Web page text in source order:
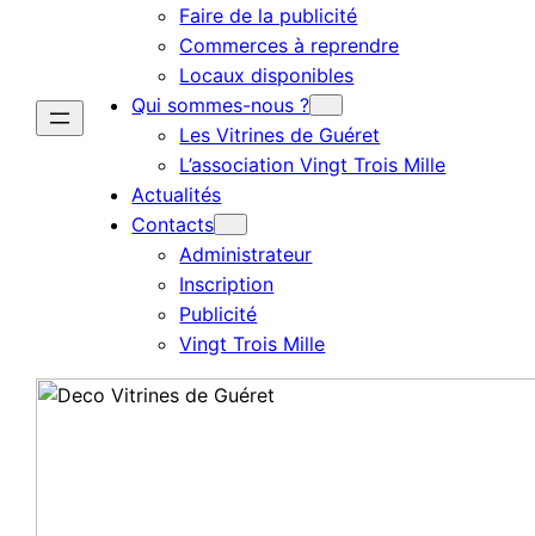
Faire de la publicité
Commerces à reprendre
Locaux disponibles
Qui sommes-nous ?
Les Vitrines de Guéret
L’association Vingt Trois Mille
Actualités
Contacts
Administrateur
Inscription
Publicité
Vingt Trois Mille